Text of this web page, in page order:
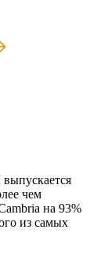
чем
на 93%
из самых